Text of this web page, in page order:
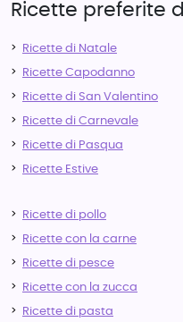
Ricette preferite
Ricette di Natale
Ricette Capodanno
Ricette di San Valentino
Ricette di Carnevale
Ricette di Pasqua
Ricette Estive
Ricette di pollo
Ricette con la carne
Ricette di pesce
Ricette con la zucca
Ricette di pasta